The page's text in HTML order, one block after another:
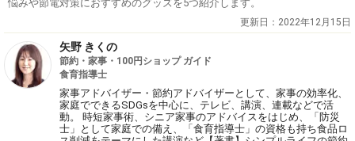
悩みや節電対策におすすめのグッズを5つ紹介します。
更新日： 2022年12月15日
矢野 きくの
節約・家事・100円ショップ ガイド
食育指導士
家事アドバイザー・節約アドバイザーとして、家事の効率化、
家庭でできるSDGsを中心に、テレビ、講演、連載などで活
動。 時短家事術、シニア家事のアドバイスをはじめ、「防災
士」として家庭での備え、「食育指導士」の資格も持ち食品ロ